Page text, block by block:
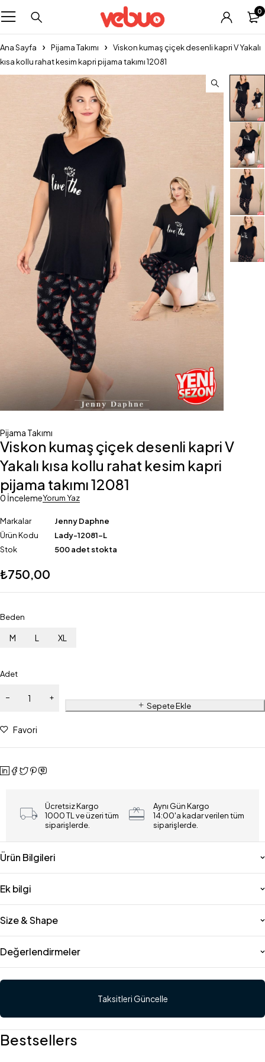
0
Ana Sayfa Pijama Takımı
Viskon kumaş çiçek desenli kapri V Yakalı
kısa kollu rahat kesim kapri pijama takımı 12081
Pijama Takımı
Viskon kumaş çiçek desenli kapri V
Yakalı kısa kollu rahat kesim kapri
pijama takımı 12081
0 İncelemeYorum Yaz
Markalar
Jenny Daphne
Ürün Kodu
Lady-12081-L
Stok
500 adet stokta
₺750,00
Beden
M L XL
Adet
Sepete Ekle
Favori
Ücretsiz Kargo
1000 TL ve üzeri tüm
siparişlerde.
Aynı Gün Kargo
14:00'a kadar verilen tüm
siparişlerde.
Ürün Bilgileri
Ek bilgi
Size & Shape
Değerlendirmeler
Taksitleri Güncelle
Bestsellers